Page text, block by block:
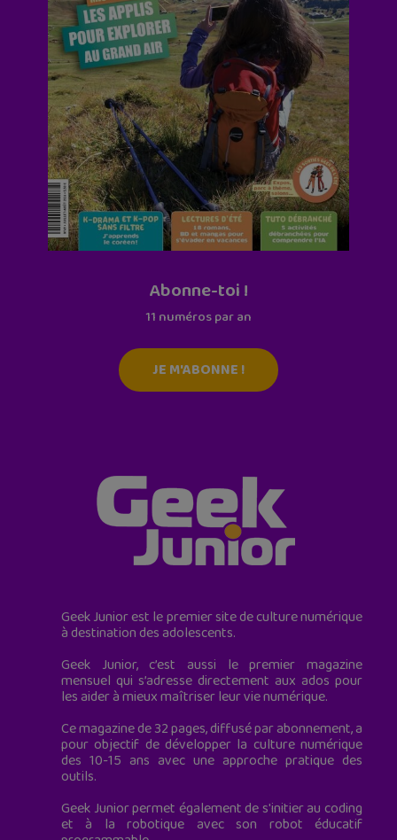
Abonne-toi !
11 numéros par an
JE M'ABONNE !
Geek Junior est le premier site de culture numérique
à destination des adolescents.
Geek Junior, c’est aussi le premier magazine
mensuel qui s’adresse directement aux ados pour
les aider à mieux maîtriser leur vie numérique.
Ce magazine de 32 pages, diffusé par abonnement, a
pour objectif de développer la culture numérique
des 10-15 ans avec une approche pratique des
outils.
Geek Junior permet également de s'initier au coding
et à la robotique avec son robot éducatif